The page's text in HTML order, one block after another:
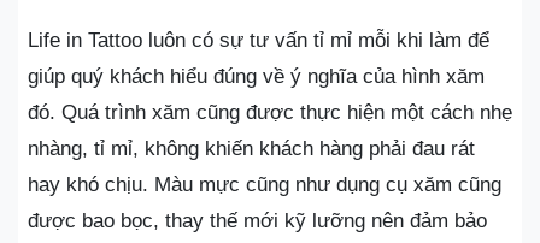
Life in Tattoo luôn có sự tư vấn tỉ mỉ mỗi khi làm để
giúp quý khách hiểu đúng về ý nghĩa của hình xăm
đó. Quá trình xăm cũng được thực hiện một cách nhẹ
nhàng, tỉ mỉ, không khiến khách hàng phải đau rát
hay khó chịu. Màu mực cũng như dụng cụ xăm cũng
được bao bọc, thay thế mới kỹ lưỡng nên đảm bảo